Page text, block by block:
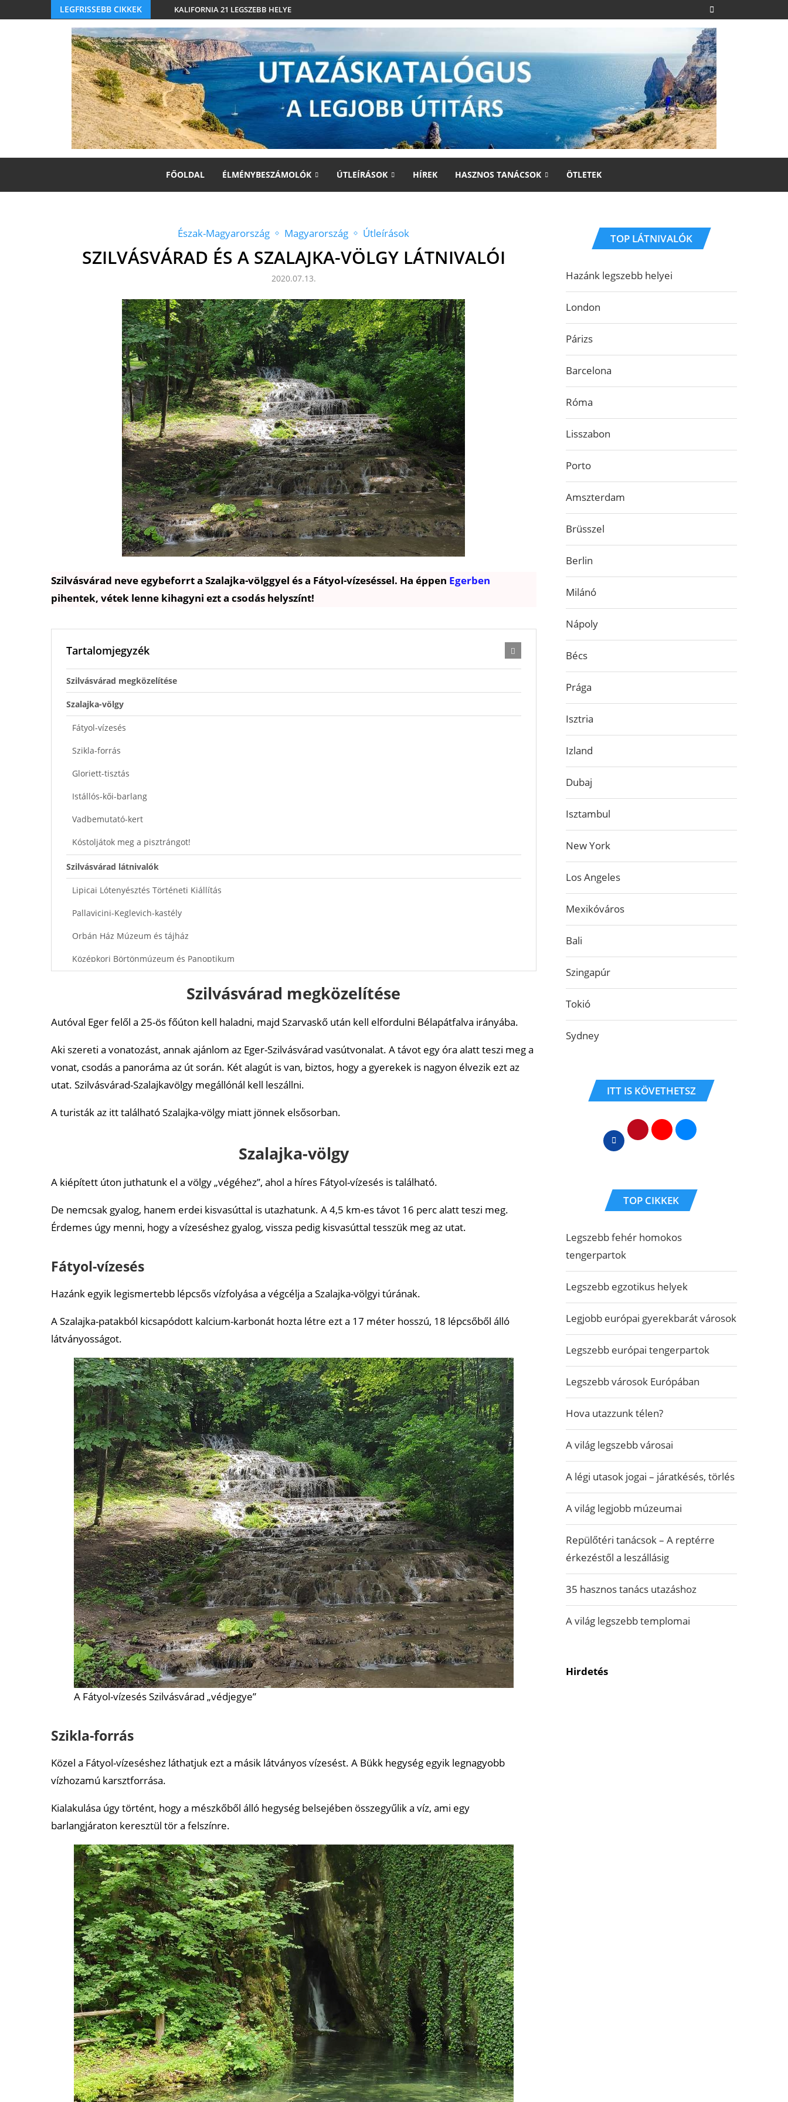
LEGFRISSEBB CIKKEK KALIFORNIA 21 LEGSZEBB HELYE
FŐOLDAL ÉLMÉNYBESZÁMOLÓK ÚTLEÍRÁSOK HÍREK HASZNOS TANÁCSOK ÖTLETEK
Észak-Magyarország Magyarország Útleírások
SZILVÁSVÁRAD ÉS A SZALAJKA-VÖLGY LÁTNIVALÓI
2020.07.13.
Szilvásvárad neve egybeforrt a Szalajka-völggyel és a Fátyol-vízeséssel. Ha éppen Egerben
pihentek, vétek lenne kihagyni ezt a csodás helyszínt!
Tartalomjegyzék
Szilvásvárad megközelítése
Szalajka-völgy
Fátyol-vízesés
Szikla-forrás
Gloriett-tisztás
Istállós-kői-barlang
Vadbemutató-kert
Kóstoljátok meg a pisztrángot!
Szilvásvárad látnivalók
Lipicai Lótenyésztés Történeti Kiállítás
Pallavicini-Keglevich-kastély
Orbán Ház Múzeum és tájház
Középkori Börtönmúzeum és Panoptikum
Szilvásvárad megközelítése
Autóval Eger felől a 25-ös főúton kell haladni, majd Szarvaskő után kell elfordulni Bélapátfalva irányába.
Aki szereti a vonatozást, annak ajánlom az Eger-Szilvásvárad vasútvonalat. A távot egy óra alatt teszi meg a
vonat, csodás a panoráma az út során. Két alagút is van, biztos, hogy a gyerekek is nagyon élvezik ezt az
utat. Szilvásvárad-Szalajkavölgy megállónál kell leszállni.
A turisták az itt található Szalajka-völgy miatt jönnek elsősorban.
Szalajka-völgy
A kiépített úton juthatunk el a völgy „végéhez”, ahol a híres Fátyol-vízesés is található.
De nemcsak gyalog, hanem erdei kisvasúttal is utazhatunk. A 4,5 km-es távot 16 perc alatt teszi meg.
Érdemes úgy menni, hogy a vízeséshez gyalog, vissza pedig kisvasúttal tesszük meg az utat.
Fátyol-vízesés
Hazánk egyik legismertebb lépcsős vízfolyása a végcélja a Szalajka-völgyi túrának.
A Szalajka-patakból kicsapódott kalcium-karbonát hozta létre ezt a 17 méter hosszú, 18 lépcsőből álló
látványosságot.
A Fátyol-vízesés Szilvásvárad „védjegye”
Szikla-forrás
Közel a Fátyol-vízeséshez láthatjuk ezt a másik látványos vízesést. A Bükk hegység egyik legnagyobb
vízhozamú karsztforrása.
Kialakulása úgy történt, hogy a mészkőből álló hegység belsejében összegyűlik a víz, ami egy
barlangjáraton keresztül tör a felszínre.
TOP LÁTNIVALÓK
Hazánk legszebb helyei
London
Párizs
Barcelona
Róma
Lisszabon
Porto
Amszterdam
Brüsszel
Berlin
Milánó
Nápoly
Bécs
Prága
Isztria
Izland
Dubaj
Isztambul
New York
Los Angeles
Mexikóváros
Bali
Szingapúr
Tokió
Sydney
ITT IS KÖVETHETSZ
TOP CIKKEK
Legszebb fehér homokos
tengerpartok
Legszebb egzotikus helyek
Legjobb európai gyerekbarát városok
Legszebb európai tengerpartok
Legszebb városok Európában
Hova utazzunk télen?
A világ legszebb városai
A légi utasok jogai – járatkésés, törlés
A világ legjobb múzeumai
Repülőtéri tanácsok – A reptérre
érkezéstől a leszállásig
35 hasznos tanács utazáshoz
A világ legszebb templomai
Hirdetés